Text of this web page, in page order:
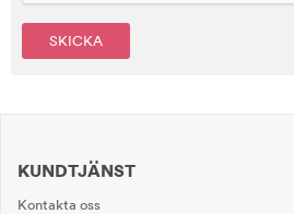
SKICKA
KUNDTJÄNST
Kontakta oss